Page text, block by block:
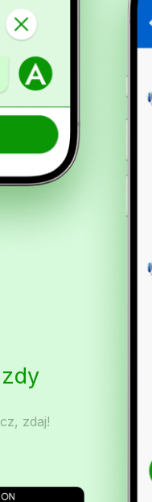
zdaj!